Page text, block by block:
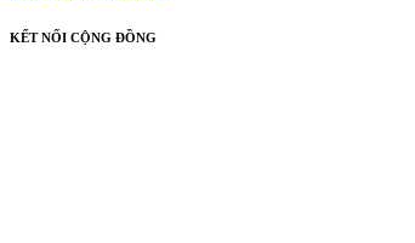
KẾT NỐI CỘNG ĐỒNG